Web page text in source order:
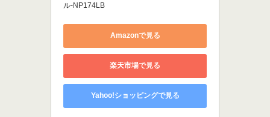
ル-NP174LB
Amazonで見る
楽天市場で見る
Yahoo!ショッピングで見る